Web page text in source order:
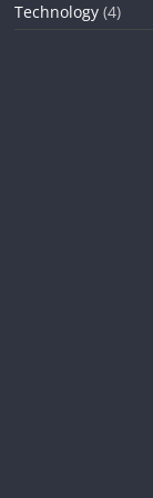
Technology (4)